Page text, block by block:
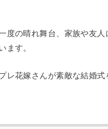
度の晴れ舞台、家族や友
ます。
レ花嫁さんが素敵な結婚